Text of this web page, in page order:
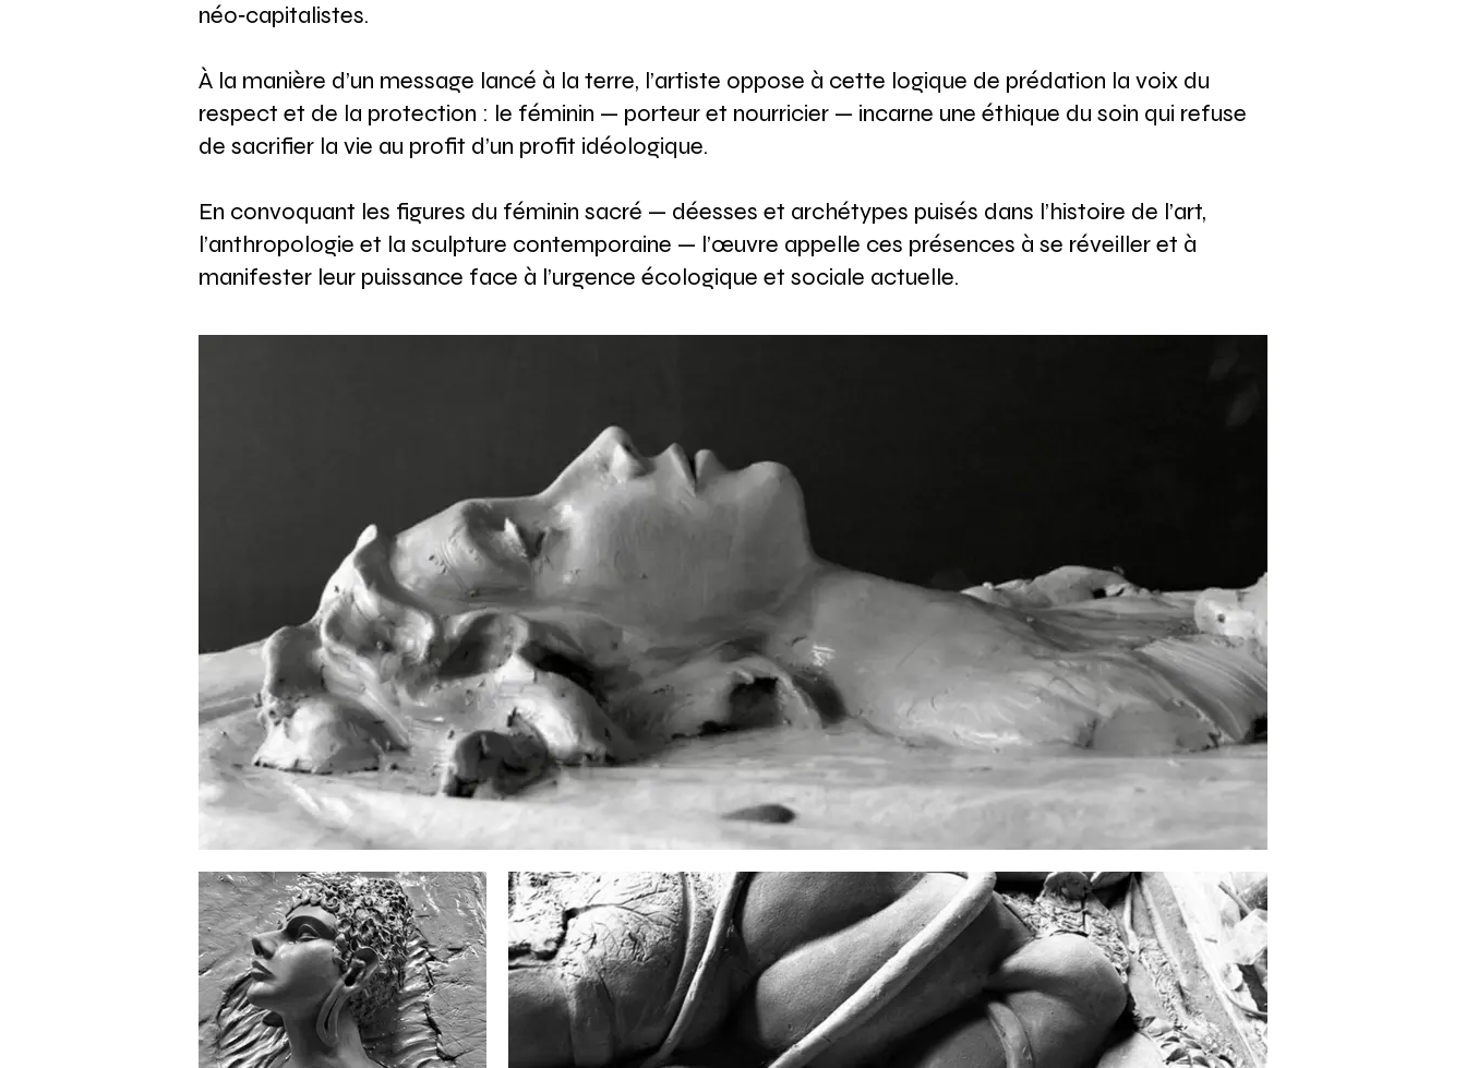
néo‑capitalistes.
À la manière d’un message lancé à la terre, l’artiste oppose à cette logique de prédation la voix du
respect et de la protection : le féminin — porteur et nourricier — incarne une éthique du soin qui refuse
de sacrifier la vie au profit d’un profit idéologique.
En convoquant les figures du féminin sacré — déesses et archétypes puisés dans l’histoire de l’art,
l’anthropologie et la sculpture contemporaine — l’œuvre appelle ces présences à se réveiller et à
manifester leur puissance face à l’urgence écologique et sociale actuelle.